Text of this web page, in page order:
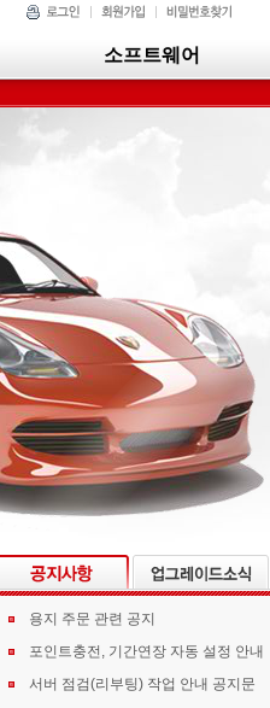
소프트웨어
용지 주문 관련 공지
포인트충전, 기간연장 자동 설정 안내
서버 점검(리부팅) 작업 안내 공지문